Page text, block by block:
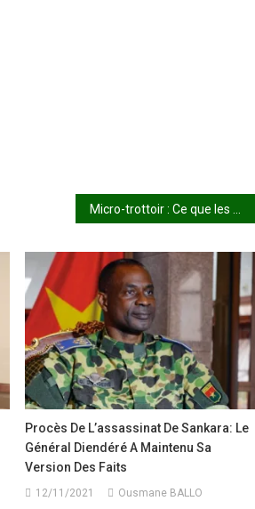
Procès De L’assassinat De Sankara: Le
Général Diendéré A Maintenu Sa
Version Des Faits
12/11/2021 Ousmane BALLO